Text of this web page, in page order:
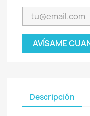
AVÍSAME
Descripción